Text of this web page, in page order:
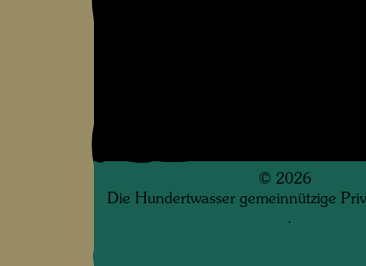
© 2026
Die Hundertwasser gemeinnützige
.